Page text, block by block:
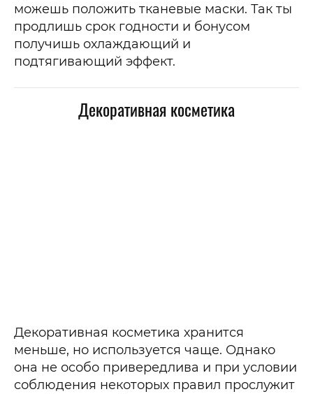
можешь положить тканевые маски. Так ты
продлишь срок годности и бонусом
получишь охлаждающий и
подтягивающий эффект.
Декоративная косметика
Декоративная косметика хранится
меньше, но используется чаще. Однако
она не особо привередлива и при условии
соблюдения некоторых правил прослужит